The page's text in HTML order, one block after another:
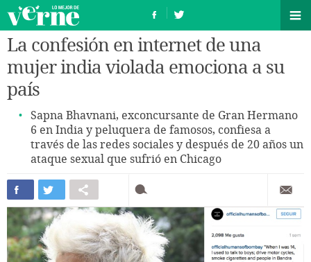
La confesión en internet de una
mujer india violada emociona a su
país
Sapna Bhavnani, exconcursante de Gran Hermano
6 en India y peluquera de famosos, confiesa a
través de las redes sociales y después de 20 años un
ataque sexual que sufrió en Chicago